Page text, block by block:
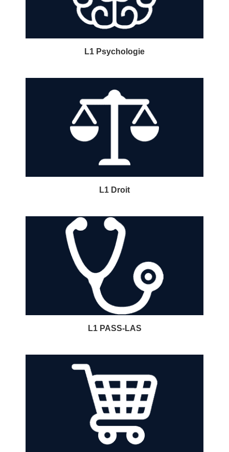
L1 Psychologie
L1 Droit
L1 PASS-LAS